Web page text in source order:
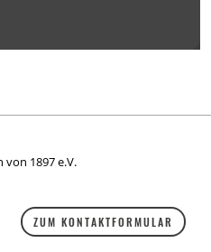
von 1897 e.V.
ZUM KONTAKTFORMULAR